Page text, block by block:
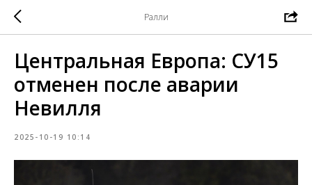
Ралли
Центральная Европа: СУ15
отменен после аварии
Невилля
2025-10-19 10:14